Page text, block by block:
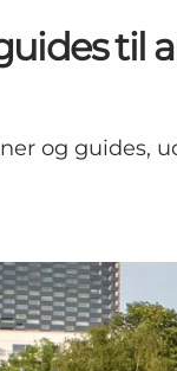
til
og guides,